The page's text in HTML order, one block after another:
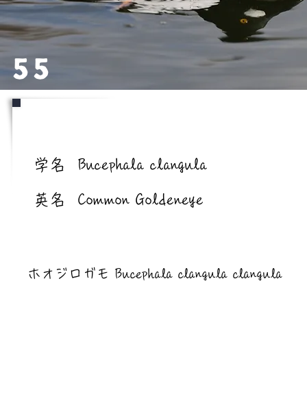
55
学名 Bucephala clangula
英名 Common Goldeneye
ホオジロガモ Bucephala clangula clangula